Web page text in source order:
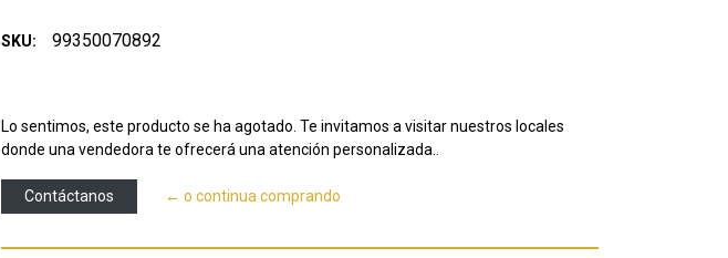
SKU: 99350070892
Lo sentimos, este producto se ha agotado. Te invitamos a visitar nuestros locales
donde una vendedora te ofrecerá una atención personalizada..
Contáctanos ← o continua comprando